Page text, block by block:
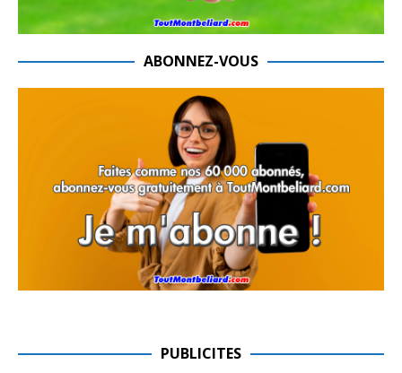
ABONNEZ-VOUS
PUBLICITES